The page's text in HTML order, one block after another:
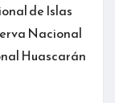
de Islas
Nacional
Huascarán